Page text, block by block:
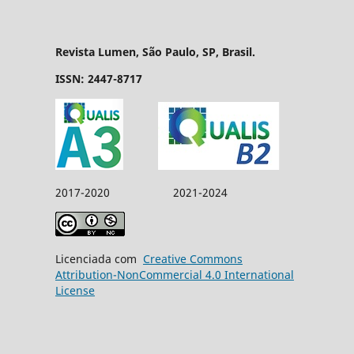
Revista Lumen, São Paulo, SP, Brasil.
ISSN: 2447-8717
2017-2020 2021-2024
Licenciada com Creative Commons
Attribution-NonCommercial 4.0 International
License